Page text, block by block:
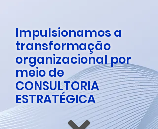
Impulsionamos a
transformação
organizacional por
meio de
CONSULTORIA
ESTRATÉGICA